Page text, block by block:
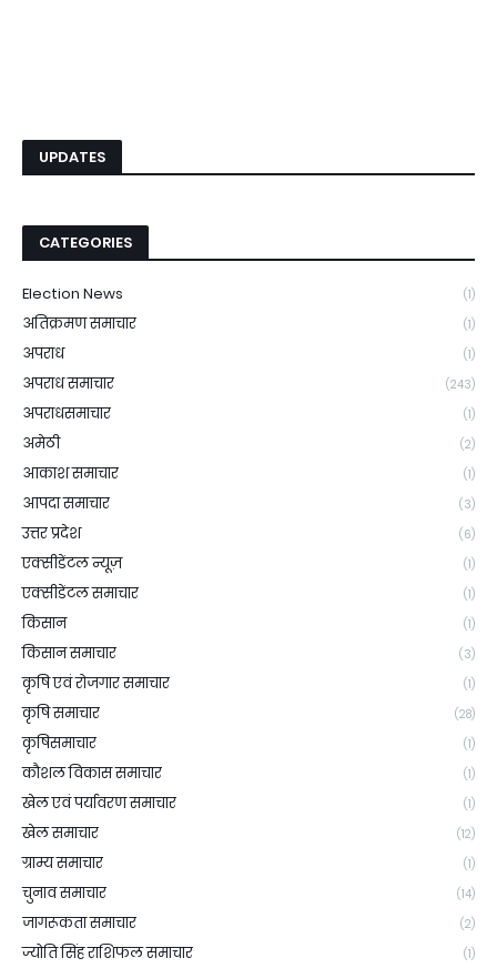
UPDATES
CATEGORIES
Election News (1)
अतिक्रमण समाचार (1)
अपराध (1)
अपराध समाचार (243)
अपराधसमाचार (1)
अमेठी (2)
आकाश समाचार (1)
आपदा समाचार (3)
उत्तर प्रदेश (6)
एक्सीडेंटल न्यूज़ (1)
एक्सीडेंटल समाचार (1)
किसान (1)
किसान समाचार (3)
कृषि एवं रोजगार समाचार (1)
कृषि समाचार (28)
कृषिसमाचार (1)
कौशल विकास समाचार (1)
खेल एवं पर्यावरण समाचार (1)
खेल समाचार (12)
ग्राम्य समाचार (1)
चुनाव समाचार (14)
जागरूकता समाचार (2)
ज्योति सिंह राशिफल समाचार (1)